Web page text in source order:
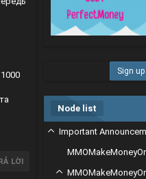
LỜI
Sign
Node list
Important